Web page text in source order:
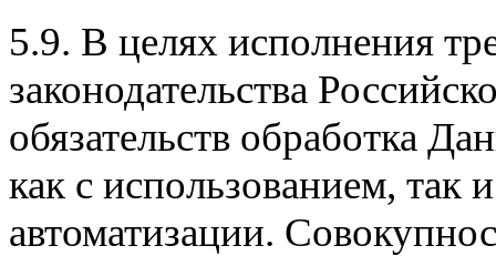
5.9. В целях исполнения
законодательства
обязательств обработка
как с использованием, так
автоматизации.